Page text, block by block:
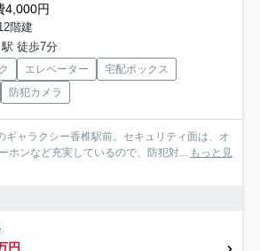
4,000円
階建
徒歩7分
エレベーター
宅配ボックス
防犯カメラ
ギャラクシー香椎駅前。セキュリティ面は、オ
ホンなど充実しているので、防犯対...
もっと見
円